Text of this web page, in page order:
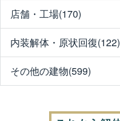
店舗・工場(170)
内装解体・原状回復(122)
その他の建物(599)